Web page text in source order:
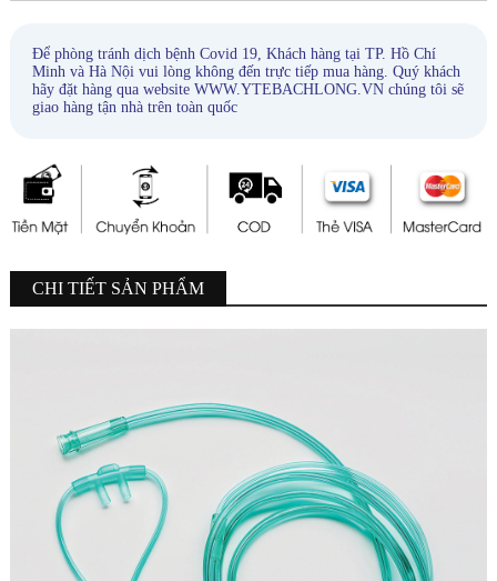
Để phòng tránh dịch bệnh Covid 19, Khách hàng tại TP. Hồ Chí
Minh và Hà Nội vui lòng không đến trực tiếp mua hàng. Quý khách
hãy đặt hàng qua website WWW.YTEBACHLONG.VN chúng tôi sẽ
giao hàng tận nhà trên toàn quốc
CHI TIẾT SẢN PHẨM